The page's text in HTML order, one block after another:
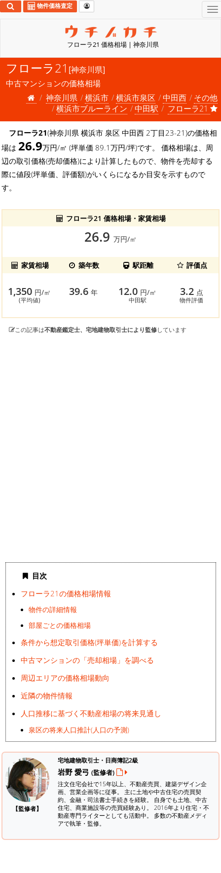
フローラ21 価格相場 | 神奈川県
物件価格査定
フローラ21 [神奈川県]
中古マンションの価格相場
神奈川県
横浜市 横浜市泉区 中田西
その他
横浜市ブルーライン
中田駅 フローラ21
フローラ21(神奈川県 横浜市 泉区 中田西 2丁目23-21)の価格相
場は 26.9万円/㎡ (坪単価 89.1万円/坪)です。 価格相場は、周
辺の取引価格(売却価格)により計算したもので、物件を売却する
際に値段(坪単価、評価額)がいくらになるか目安を示すもので
す。
フローラ21 価格相場・家賃相場
26.9 万円/㎡
家賃相場 築年数 駅距離 評価点
1,350 円/㎡
(平均値)
39.6年 12.0 円/㎡
中田駅
3.2 点
物件評価
この記事は不動産鑑定士、宅地建物取引士により監修しています
目次
フローラ21の価格相場情報
物件の詳細情報
部屋ごとの価格相場
条件から想定取引価格(坪単価)を計算する
中古マンションの「売却相場」を調べる
周辺エリアの価格相場動向
近隣の物件情報
人口推移に基づく不動産相場の将来見通し
泉区の将来人口推計(人口の予測)
【監修者】
宅地建物取引士・日商簿記2級
岩野 愛弓 (監修者)
注文住宅会社で15年以上、不動産売買、建築デザイン企
画、営業企画等に従事。 主に土地や中古住宅の売買契
約、金融・司法書士手続きを経験。 自身でも土地、中古
住宅、商業施設等の売買経験あり。 2016年より住宅・不
動産専門ライターとしても活動中。 多数の不動産メディ
アで執筆・監修。